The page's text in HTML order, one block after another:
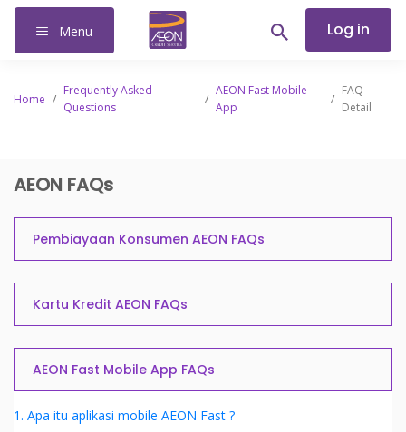
Log in
Menu
Home /
Frequently Asked
Questions
/
AEON Fast Mobile
App
/
FAQ
Detail
AEON FAQs
Pembiayaan Konsumen AEON FAQs
Kartu Kredit AEON FAQs
AEON Fast Mobile App FAQs
1. Apa itu aplikasi mobile AEON Fast ?